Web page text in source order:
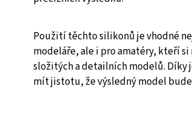
Použití těchto silikonů je vhodné
modeláře, ale i pro amatéry, kteří
složitých a detailních modelů.
mít jistotu, že výsledný model